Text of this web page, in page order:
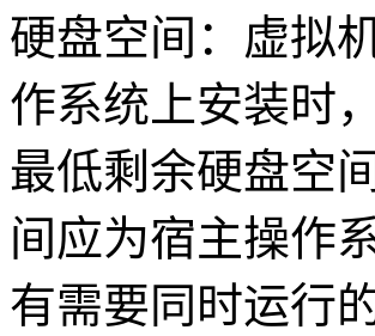
硬盘空间：虚拟
作系统上安装时
最低剩余硬盘空
间应为宿主操作
有需要同时运行